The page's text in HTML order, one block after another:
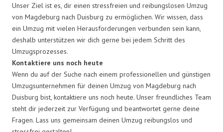
Unser Ziel ist es, dir einen stressfreien und reibungslosen Umzug
von Magdeburg nach Duisburg zu ermöglichen. Wir wissen, dass
ein Umzug mit vielen Herausforderungen verbunden sein kann,
deshalb unterstützen wir dich gerne bei jedem Schritt des
Umzugsprozesses.
Kontaktiere uns noch heute
Wenn du auf der Suche nach einem professionellen und günstigen
Umzugsunternehmen für deinen Umzug von Magdeburg nach
Duisburg bist, kontaktiere uns noch heute. Unser freundliches Team
steht dir jederzeit zur Verfügung und beantwortet gerne deine
Fragen. Lass uns gemeinsam deinen Umzug reibungslos und